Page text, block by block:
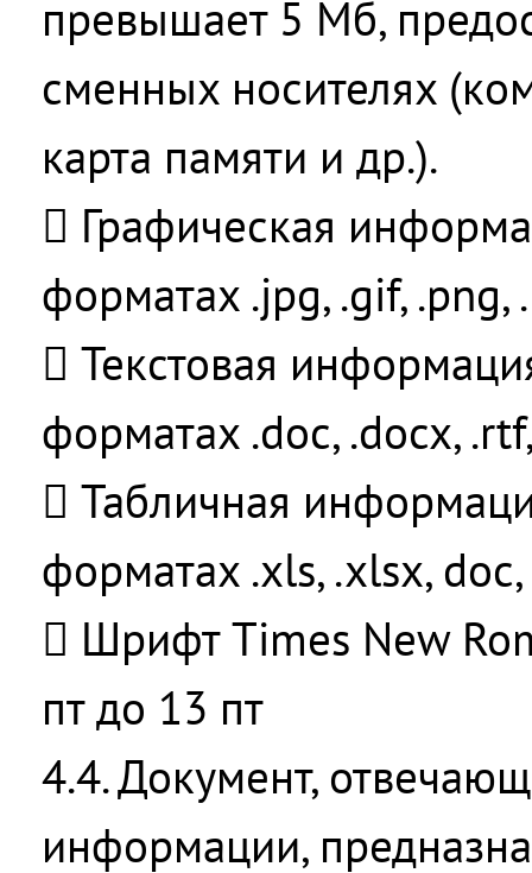
превышает 5 Мб,
сменных носителях
карта памяти и др.).
 Графическая
форматах .jpg, .gif, .png,
 Текстовая
форматах .doc, .docx,
 Табличная
форматах .xls, .xlsx,
 Шрифт Times New
пт до 13 пт
4.4. Документ,
информации,